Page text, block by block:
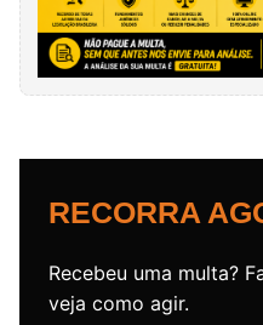
RECORRA
Recebeu uma multa?
veja como agir.